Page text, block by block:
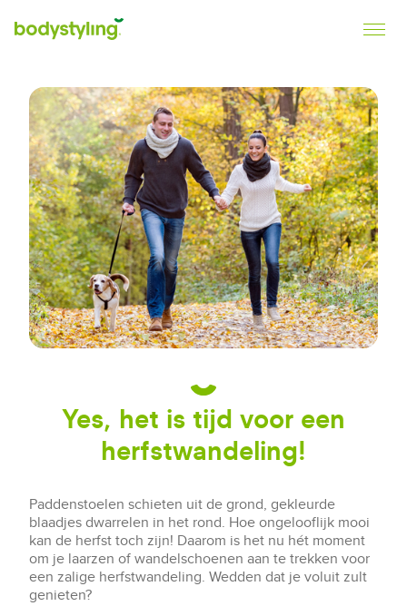
Yes, het is tijd voor een
herfstwandeling!
Paddenstoelen schieten uit de grond, gekleurde
blaadjes dwarrelen in het rond. Hoe ongelooflijk mooi
kan de herfst toch zijn! Daarom is het nu hét moment
om je laarzen of wandelschoenen aan te trekken voor
een zalige herfstwandeling. Wedden dat je voluit zult
genieten?